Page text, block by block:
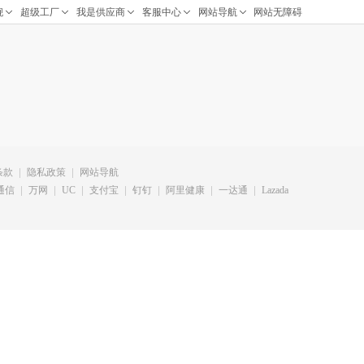
款 隐私政策
网站导航
信
万网 UC 支付宝 钉钉 阿里健康 一达通 Lazada